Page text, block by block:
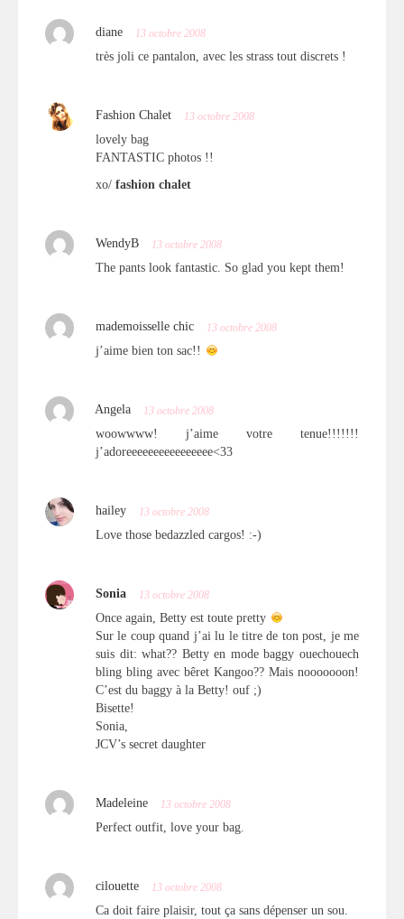
diane 13 octobre 2008
très joli ce pantalon, avec les strass tout discrets !
Fashion Chalet 13 octobre 2008
lovely bag
FANTASTIC photos !!
xo/ fashion chalet
WendyB 13 octobre 2008
The pants look fantastic. So glad you kept them!
mademoisselle chic 13 octobre 2008
j’aime bien ton sac!!
Angela 13 octobre 2008
woowwww! j’aime votre tenue!!!!!!!
j’adoreeeeeeeeeeeeeeee<33
hailey 13 octobre 2008
Love those bedazzled cargos! :-)
Sonia 13 octobre 2008
Once again, Betty est toute pretty
Sur le coup quand j’ai lu le titre de ton post, je me
suis dit: what?? Betty en mode baggy ouechouech
bling bling avec bêret Kangoo?? Mais nooooooon!
C’est du baggy à la Betty! ouf ;)
Bisette!
Sonia,
JCV’s secret daughter
Madeleine 13 octobre 2008
Perfect outfit, love your bag.
cilouette 13 octobre 2008
Ca doit faire plaisir, tout ça sans dépenser un sou.